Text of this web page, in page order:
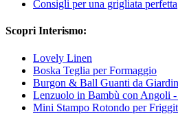
Consigli per una grigliata perfetta
Scopri Interismo:
Lovely Linen
Boska Teglia per Formaggio
Burgon & Ball Guanti da
Lenzuolo in Bambù con Angoli
Mini Stampo Rotondo per